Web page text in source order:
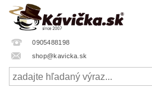
0905488198
shop@kavicka.sk